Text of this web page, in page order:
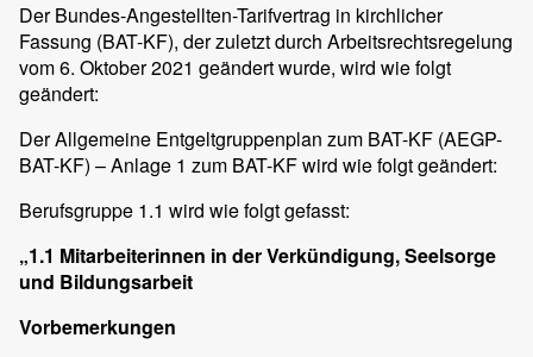
Der Bundes-Angestellten-Tarifvertrag in kirchlicher
Fassung (BAT-KF), der zuletzt durch Arbeitsrechtsregelung
vom 6. Oktober 2021 geändert wurde, wird wie folgt
geändert:
Der Allgemeine Entgeltgruppenplan zum BAT-KF (AEGP-
BAT-KF) – Anlage 1 zum BAT-KF wird wie folgt geändert:
Berufsgruppe 1.1 wird wie folgt gefasst:
„1.1 Mitarbeiterinnen in der Verkündigung, Seelsorge
und Bildungsarbeit
Vorbemerkungen